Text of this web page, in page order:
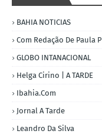
BAHIA NOTICIAS
Com Redação De Paula
GLOBO INTANACIONAL
Helga Cirino | A TARDE
Ibahia.com
Jornal A Tarde
Leandro Da Silva